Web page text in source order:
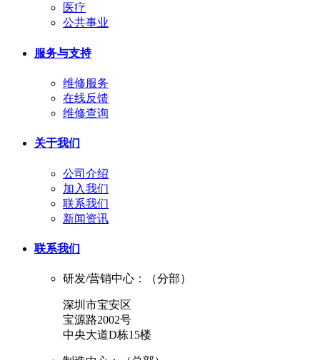
医疗
公共事业
服务与支持
维修服务
在线反馈
维修查询
关于我们
公司介绍
加入我们
联系我们
新闻资讯
联系我们
研发/营销中心：（分部）
深圳市宝安区
宝源路2002号
中央大道D栋15楼